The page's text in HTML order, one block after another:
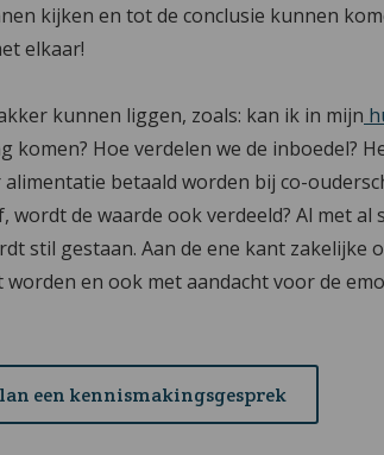
kijken en tot de conclusie kunnen
elkaar!
kunnen liggen, zoals: kan ik in mijn
komen? Hoe verdelen we de inboedel?
betaald worden bij co-
de waarde ook verdeeld? Al met al
stil gestaan. Aan de ene kant zakelijke
en ook met aandacht voor de
een kennismakingsgesprek